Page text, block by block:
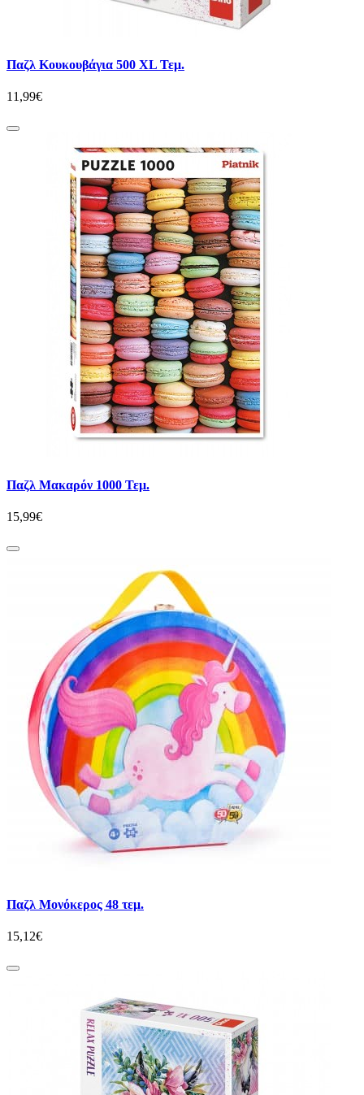
Παζλ Κουκουβάγια 500 XL Τεμ.
11,99€
Παζλ Μακαρόν 1000 Τεμ.
15,99€
Παζλ Μονόκερος 48 τεμ.
15,12€